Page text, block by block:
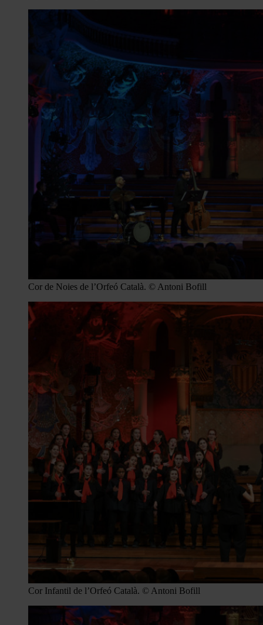
Cor de Noies de l’Orfeó Català. © Antoni Bofill
Cor Infantil de l’Orfeó Català. © Antoni Bofill